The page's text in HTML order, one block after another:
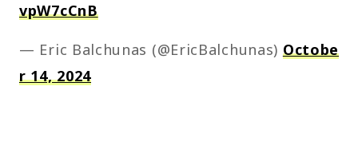
vpW7cCnB
— Eric Balchunas (@EricBalchunas) Octobe
r 14, 2024